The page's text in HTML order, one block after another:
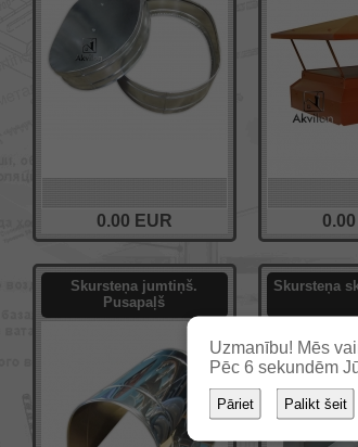
0.00 EUR 0.00
Skursteņa jumtiņš.
Pusapaļš
Skursteņa
Uzmanību! Mēs
Pēc 6 sekundēm
Pāriet Palikt šeit